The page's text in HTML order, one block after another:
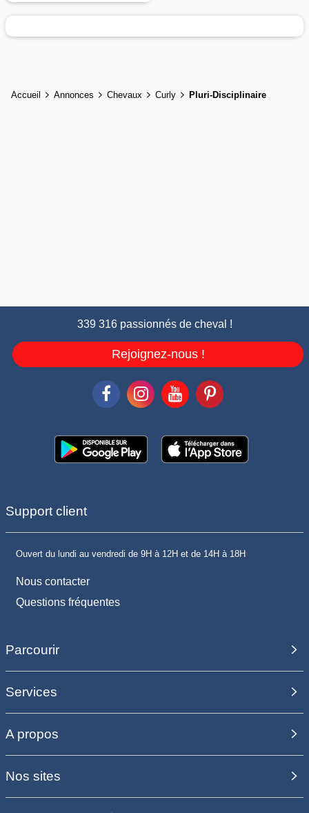
Accueil Annonces Chevaux Curly Pluri-Disciplinaire
339 316 passionnés de cheval !
Rejoignez-nous !
Support client
Ouvert du lundi au vendredi de 9H à 12H et de 14H à 18H
Nous contacter
Questions fréquentes
Parcourir
Services
A propos
Nos sites